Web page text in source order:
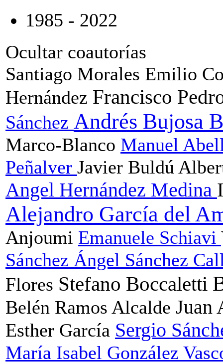
1985 - 2022
Ocultar coautorías
Santiago Morales Emilio
Hernández Francisco
Sánchez Andrés Bujosa
Marco-Blanco Manuel
Peñalver Javier Buldú
Angel Hernández Medina
Alejandro García del
Anjoumi Emanuele Schiavi
Sánchez Ángel Sánchez
Flores Stefano Boccaletti
Belén Ramos Alcalde Juan
Esther García Sergio
María Isabel González